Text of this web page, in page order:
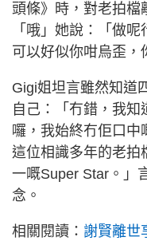
頭條》時，對老拍檔
「哦」她說：「做
可以好似你咁烏歪，
Gigi姐坦言雖然知道
自己：「冇錯，我
囉，我始終冇佢口中
這位相識多年的老拍
一嘅Super Star。」
念。
相關閱讀： 謝賢離世